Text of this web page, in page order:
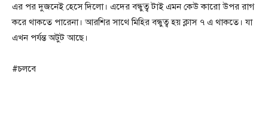
এর পর দুজনেই হেসে দিলো। এদের বন্ধুত্ব টাই এমন কেউ কারো উপর রাগ
করে থাকতে পারেনা। আরশির সাথে মিহির বন্ধুত্ব হয় ক্লাস ৭ এ থাকতে। যা
এখন পর্যন্ত অটুট আছে।
#চলবে